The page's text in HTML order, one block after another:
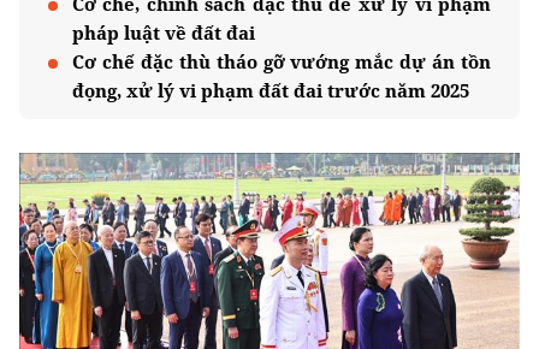
pháp luật về đất đai
Cơ chế đặc thù tháo gỡ vướng mắc dự án tồn
đọng, xử lý vi phạm đất đai trước năm 2025